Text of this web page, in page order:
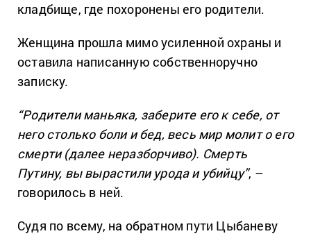
кладбище, где похоронены его родители.
Женщина прошла мимо усиленной охраны и
оставила написанную собственноручно
записку.
“Родители маньяка, заберите его к себе, от
него столько боли и бед, весь мир молит о его
смерти (далее неразборчиво). Смерть
Путину, вы вырастили урода и убийцу”, –
говорилось в ней.
Судя по всему, на обратном пути Цыбаневу